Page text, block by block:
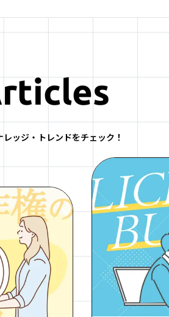
ッジ・トレンドをチェック！